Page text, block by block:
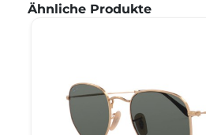
Produktgalerie überspringen
Ähnliche Produkte